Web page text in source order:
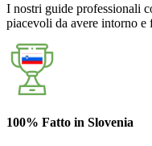
I nostri guide professionali
piacevoli da avere intorno e
100% Fatto in Slovenia